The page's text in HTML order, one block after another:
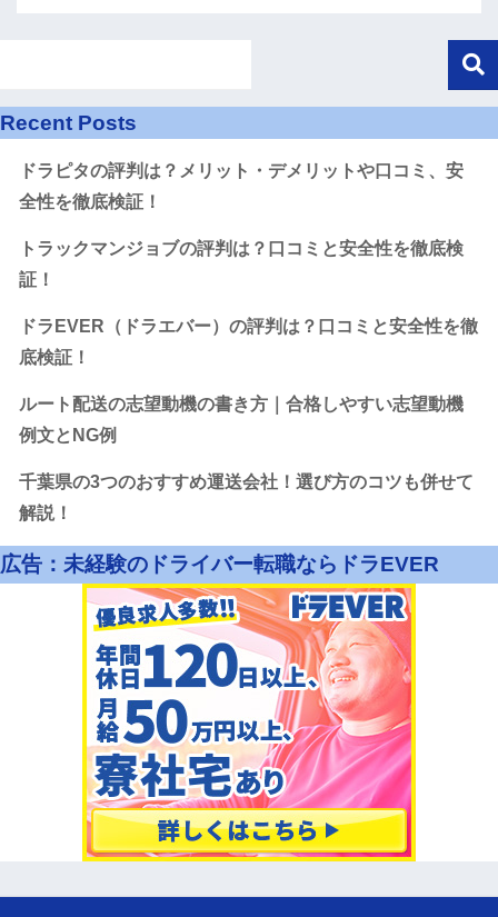
Recent Posts
ドラピタの評判は？メリット・デメリットや口コミ、安
全性を徹底検証！
トラックマンジョブの評判は？口コミと安全性を徹底検
証！
ドラEVER（ドラエバー）の評判は？口コミと安全性を徹
底検証！
ルート配送の志望動機の書き方｜合格しやすい志望動機
例文とNG例
千葉県の3つのおすすめ運送会社！選び方のコツも併せて
解説！
広告：未経験のドライバー転職ならドラEVER